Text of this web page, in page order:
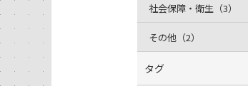
社会保障・衛生（3）
その他（2）
タグ